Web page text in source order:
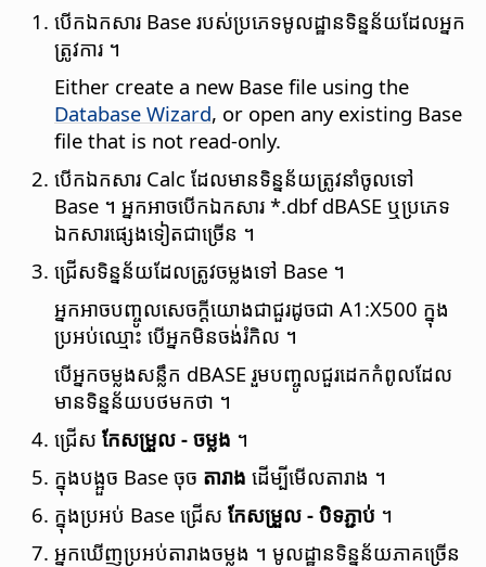
បើក​ឯកសារ Base របស់​ប្រភេទ​មូលដ្ឋាន​ទិន្នន័យ​ដែល​អ្នក​
ត្រូវការ ។
Either create a new Base file using the
Database Wizard, or open any existing Base
file that is not read-only.
បើក​ឯកសារ Calc ដែល​មាន​ទិន្នន័យ​ត្រូវ​នាំចូល​ទៅ
Base ។ អ្នក​អាច​បើក​ឯកសារ *.dbf dBASE ឬ​ប្រភេទ​
ឯកសារ​ផ្សេង​ទៀត​ជា​ច្រើន ។
ជ្រើស​ទិន្នន័យ​ដែល​ត្រូវ​ចម្លង​ទៅ Base ។
អ្នក​អាច​បញ្ចូល​សេចក្ដី​យោង​ជា​ជួរ​ដូច​ជា A1:X500 ក្នុង​
ប្រអប់​ឈ្មោះ បើ​អ្នក​មិន​ចង់​រំកិល ។
បើ​អ្នក​ចម្លង​សន្លឹក dBASE រួម​បញ្ចូល​ជួរ​ដេក​កំពូល​ដែល​
មាន​ទិន្នន័យ​បថមកថា ។
ជ្រើស​ កែ​សម្រួល - ចម្លង ។
ក្នុង​បង្អួច Base ចុច តារាង ដើម្បី​មើល​តារាង ។
ក្នុង​ប្រអប់ Base ជ្រើស កែ​សម្រួល - បិទ​ភ្ជាប់ ។
អ្នក​ឃើញ​ប្រអប់​តារាង​ចម្លង ។ មូលដ្ឋាន​ទិន្នន័យ​ភាគ​ច្រើន​